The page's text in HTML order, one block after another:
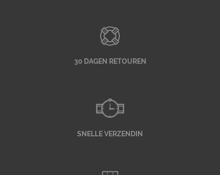
30 DAGEN RETOUREN
SNELLE VERZENDIN